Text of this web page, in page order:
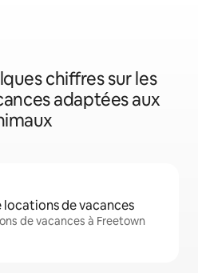
chiffres sur les
adaptées aux
de vacances
de vacances à Freetown